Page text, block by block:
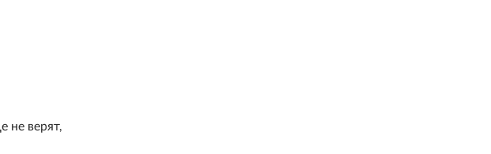
не верят,